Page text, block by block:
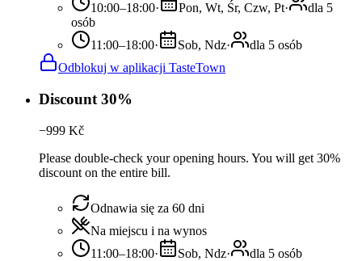
10:00–18:00· Pon, Wt, Śr, Czw, Pt·
dla 5
osób
11:00–18:00· Sob, Ndz·
dla 5 osób
Odblokuj w aplikacji TasteTown
Discount 30%
−999 Kč
Please double-check your opening hours. You will get 30%
discount on the entire bill.
Odnawia się za 60 dni
Na miejscu i na wynos
11:00–18:00· Sob, Ndz·
dla 5 osób